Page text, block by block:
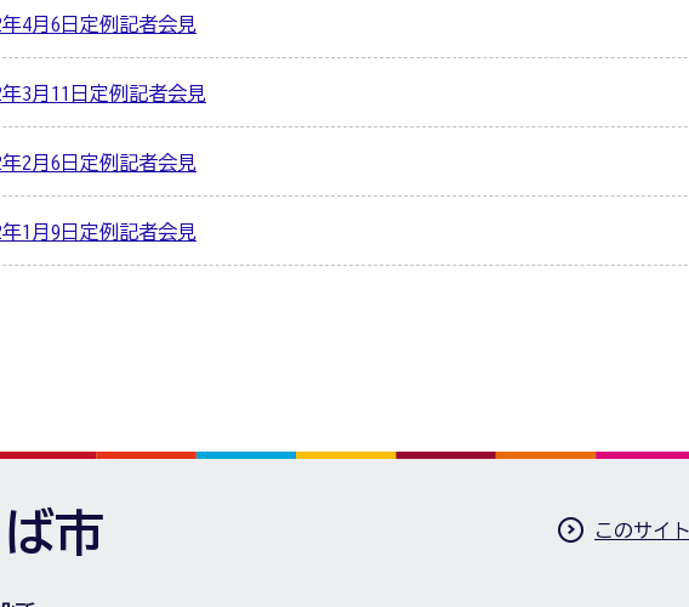
4月6日定例記者会見
3月11日定例記者会見
2月6日定例記者会見
1月9日定例記者会見
市 このサイ